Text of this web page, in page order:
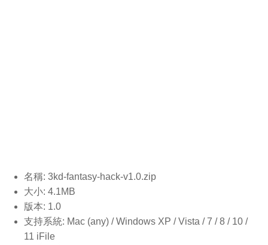
名稱: 3kd-fantasy-hack-v1.0.zip
大小: 4.1MB
版本: 1.0
支持系統: Mac (any) / Windows XP / Vista / 7 / 8 / 10 /
11 iFile